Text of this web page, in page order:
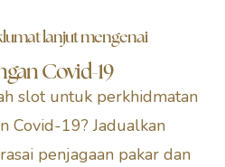
lanjut mengenai
Covid-19
slot untuk perkhidmatan
Covid-19? Jadualkan
penjagaan pakar dan